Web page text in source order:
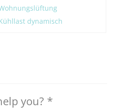
dynamisch
you? *